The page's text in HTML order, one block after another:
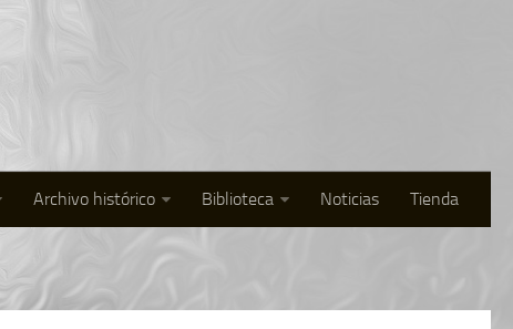
Archivo histórico Biblioteca Noticias Tienda